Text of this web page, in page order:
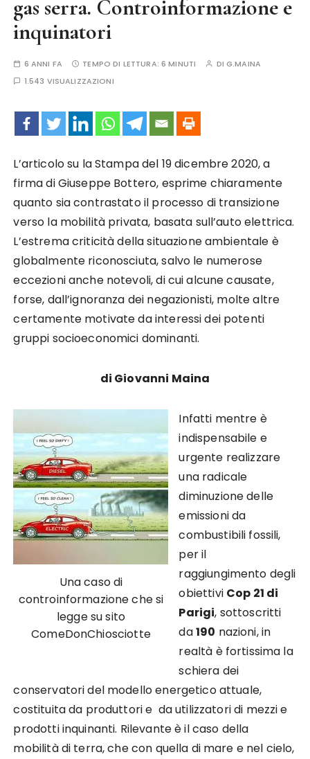
gas serra. Controinformazione e
inquinatori
6 ANNI FA TEMPO DI LETTURA:6 MINUTI DI G.MAINA
1.543 VISUALIZZAZIONI
L’articolo su la Stampa del 19 dicembre 2020, a
firma di Giuseppe Bottero, esprime chiaramente
quanto sia contrastato il processo di transizione
verso la mobilità privata, basata sull’auto elettrica.
L’estrema criticità della situazione ambientale è
globalmente riconosciuta, salvo le numerose
eccezioni anche notevoli, di cui alcune causate,
forse, dall’ignoranza dei negazionisti, molte altre
certamente motivate da interessi dei potenti
gruppi socioeconomici dominanti.
di Giovanni Maina
Una caso di
controinformazione che si
legge su sito
ComeDonChiosciotte
Infatti mentre è
indispensabile e
urgente realizzare
una radicale
diminuzione delle
emissioni da
combustibili fossili,
per il
raggiungimento degli
obiettivi Cop 21 di
Parigi, sottoscritti
da190 nazioni, in
realtà è fortissima la
schiera dei
conservatori del modello energetico attuale,
costituita da produttori e da utilizzatori di mezzi e
prodotti inquinanti. Rilevante è il caso della
mobilità di terra, che con quella di mare e nel cielo,